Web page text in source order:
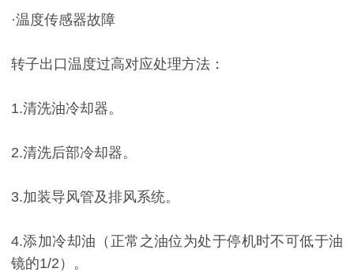
·温度传感器故障
转子出口温度过高对应处理方法：
1.清洗油冷却器。
2.清洗后部冷却器。
3.加装导风管及排风系统。
4.添加冷却油（正常之油位为处于停机时不可低于油
镜的1/2）。